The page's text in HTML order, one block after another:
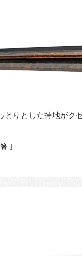
りとした持地がク
]